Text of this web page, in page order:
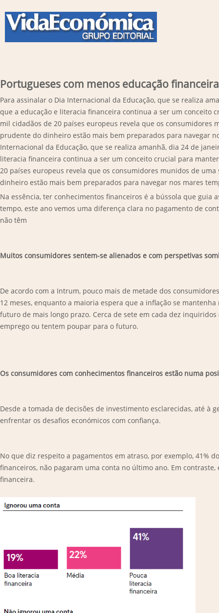
Portugueses com menos educação
Para assinalar o Dia Internacional da Educação, que se realiza
que a educação e literacia financeira continua a ser um
mil cidadãos de 20 países europeus revela que os consumidores
prudente do dinheiro estão mais bem preparados para navegar
Internacional da Educação, que se realiza amanhã, dia 24 de
literacia financeira continua a ser um conceito crucial para
20 países europeus revela que os consumidores munidos de
dinheiro estão mais bem preparados para navegar nos mares
Na essência, ter conhecimentos financeiros é a bússola que
tempo, este ano vemos uma diferença clara no pagamento de
não têm
Muitos consumidores sentem-se alienados e com perspetivas
De acordo com a Intrum, pouco mais de metade dos
12 meses, enquanto a maioria espera que a inflação se
futuro de mais longo prazo. Cerca de sete em cada dez
emprego ou tentem poupar para o futuro.
Os consumidores com conhecimentos financeiros estão numa
Desde a tomada de decisões de investimento esclarecidas, até à
enfrentar os desafios económicos com confiança.
No que diz respeito a pagamentos em atraso, por exemplo, 41%
financeiros, não pagaram uma conta no último ano. Em
financeira.